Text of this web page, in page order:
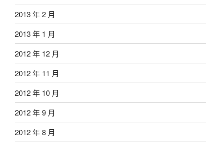
2013 年 2 月
2013 年 1 月
2012 年 12 月
2012 年 11 月
2012 年 10 月
2012 年 9 月
2012 年 8 月